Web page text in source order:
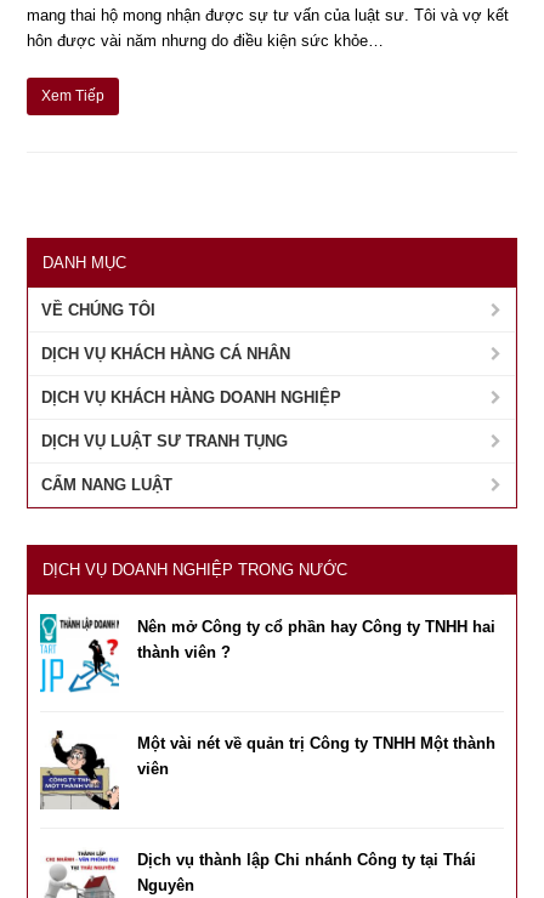
mang thai hộ mong nhận được sự tư vấn của luật sư. Tôi và vợ kết
hôn được vài năm nhưng do điều kiện sức khỏe…
Xem Tiếp
DANH MỤC
VỀ CHÚNG TÔI
DỊCH VỤ KHÁCH HÀNG CÁ NHÂN
DỊCH VỤ KHÁCH HÀNG DOANH NGHIỆP
DỊCH VỤ LUẬT SƯ TRANH TỤNG
CẨM NANG LUẬT
DỊCH VỤ DOANH NGHIỆP TRONG NƯỚC
Nên mở Công ty cổ phần hay Công ty TNHH hai
thành viên ?
Một vài nét về quản trị Công ty TNHH Một thành
viên
Dịch vụ thành lập Chi nhánh Công ty tại Thái
Nguyên